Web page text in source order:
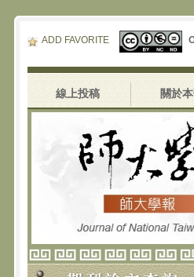
ADD FAVORITE
線上投稿 關於本